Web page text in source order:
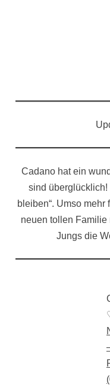
Cadano hat ein
sind überglücklich!
bleiben“. Umso
neuen tollen
Jungs die